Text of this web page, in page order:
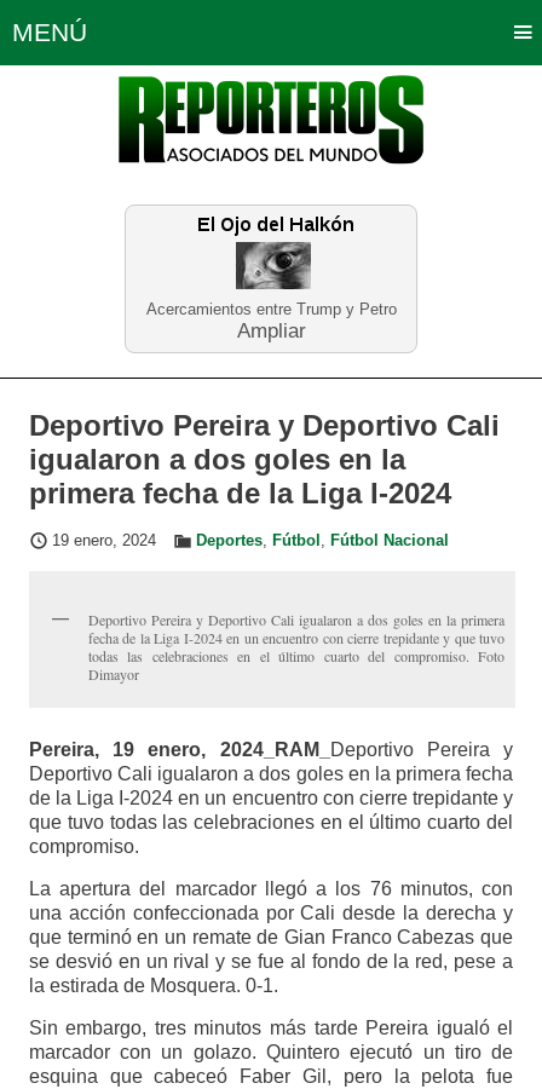
Acercamientos entre Trump y Petro
Ampliar
MENÚ
Política Opinión Bogotá
Planeta Tierra Deportes
Educación Neira
Deportivo Pereira y Deportivo Cali
igualaron a dos goles en la
primera fecha de la Liga I-2024
19 enero, 2024 Deportes, Fútbol , Fútbol Nacional
Deportivo Pereira y Deportivo Cali igualaron a dos goles en la primera
fecha de la Liga I-2024 en un encuentro con cierre trepidante y que tuvo
todas las celebraciones en el último cuarto del compromiso. Foto
Dimayor
Pereira, 19 enero, 2024_RAM_
Deportivo Pereira y
Deportivo Cali igualaron a dos goles en la primera fecha
de la Liga I-2024 en un encuentro con cierre trepidante y
que tuvo todas las celebraciones en el último cuarto del
compromiso.
La apertura del marcador llegó a los 76 minutos, con
una acción confeccionada por Cali desde la derecha y
que terminó en un remate de Gian Franco Cabezas que
se desvió en un rival y se fue al fondo de la red, pese a
la estirada de Mosquera. 0-1.
Sin embargo, tres minutos más tarde Pereira igualó el
marcador con un golazo. Quintero ejecutó un tiro de
esquina que cabeceó Faber Gil, pero la pelota fue